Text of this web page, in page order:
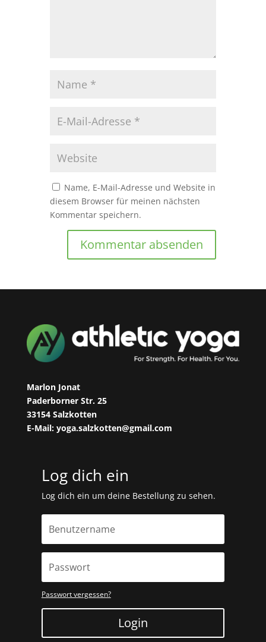
Name, E-Mail-Adresse und Website in
diesem Browser für meinen nächsten
Kommentar speichern.
Marlon Jonat
Paderborner Str. 25
33154 Salzkotten
E-Mail: yoga.salzkotten@gmail.com
Log dich ein
Log dich ein um deine Bestellung zu sehen.
Passwort vergessen?
Login